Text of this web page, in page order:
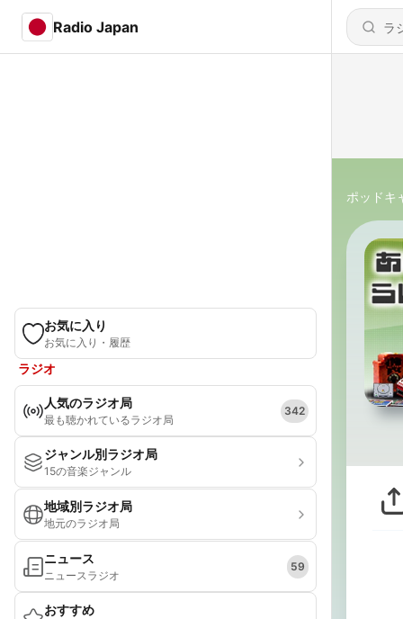
Radio Japan
お気に入り
お気に入り・履歴
ラジオ
人気のラジオ局
最も聴かれているラジオ局
342
ジャンル別ラジオ局
15の音楽ジャンル
地域別ラジオ局
地元のラジオ局
ニュース
ニュースラジオ
59
おすすめ
ポッドキ